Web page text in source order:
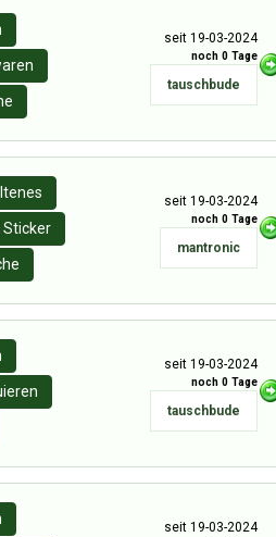
seit 19-03-2024
noch 0 Tage
tauschbude
Sticker
seit 19-03-2024
noch 0 Tage
mantronic
seit 19-03-2024
noch 0 Tage
tauschbude
seit 19-03-2024